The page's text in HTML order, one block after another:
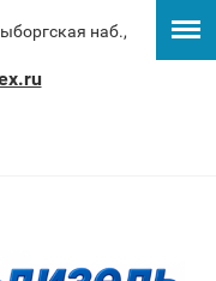
наб.,